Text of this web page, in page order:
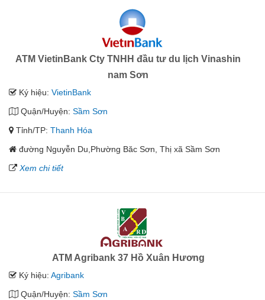
ATM VietinBank Cty TNHH đầu tư du lịch Vinashin
nam Sơn
Ký hiệu: VietinBank
Quận/Huyện: Sầm Sơn
Tỉnh/TP: Thanh Hóa
đường Nguyễn Du,Phường Băc Sơn, Thị xã Sầm Sơn
Xem chi tiết
ATM Agribank 37 Hồ Xuân Hương
Ký hiệu: Agribank
Quận/Huyện: Sầm Sơn